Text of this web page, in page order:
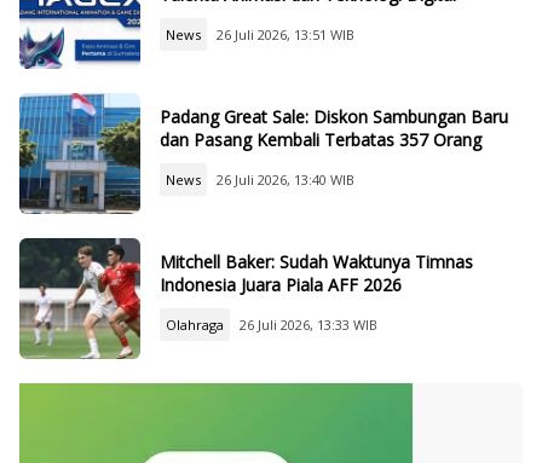
News 26 Juli 2026, 13:51 WIB
Padang Great Sale: Diskon Sambungan Baru
dan Pasang Kembali Terbatas 357 Orang
News 26 Juli 2026, 13:40 WIB
Mitchell Baker: Sudah Waktunya Timnas
Indonesia Juara Piala AFF 2026
Olahraga 26 Juli 2026, 13:33 WIB